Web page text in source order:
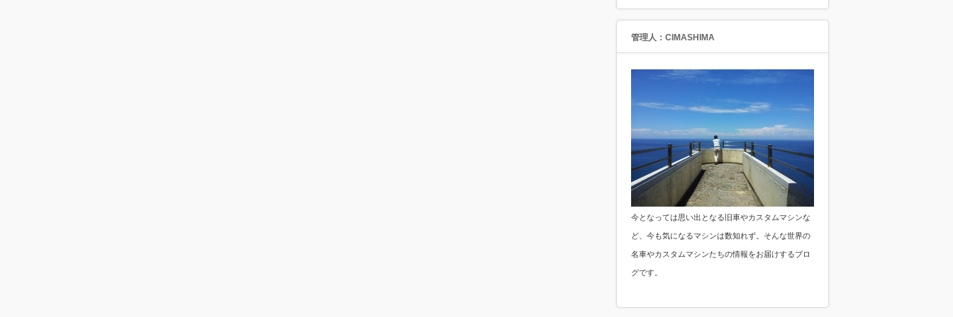
管理人：CIMASHIMA
今となっては思い出となる旧車やカスタムマシンな
ど、今も気になるマシンは数知れず。そんな世界の
名車やカスタムマシンたちの情報をお届けするブロ
グです。